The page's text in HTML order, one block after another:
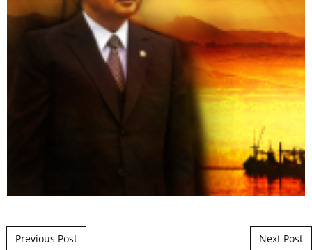
Post navigation
Previous Post Next Post